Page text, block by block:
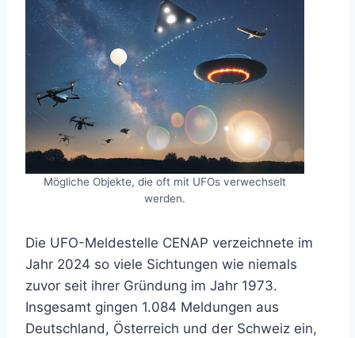
Mögliche Objekte, die oft mit UFOs verwechselt
werden.
Die UFO-Meldestelle CENAP verzeichnete im
Jahr 2024 so viele Sichtungen wie niemals
zuvor seit ihrer Gründung im Jahr 1973.
Insgesamt gingen 1.084 Meldungen aus
Deutschland, Österreich und der Schweiz ein,